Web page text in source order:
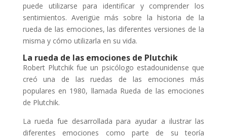
puede utilizarse para identificar y comprender los
sentimientos. Averigüe más sobre la historia de la
rueda de las emociones, las diferentes versiones de la
misma y cómo utilizarla en su vida.
La rueda de las emociones de Plutchik
Robert Plutchik fue un psicólogo estadounidense que
creó una de las ruedas de las emociones más
populares en 1980, llamada Rueda de las emociones
de Plutchik.
La rueda fue desarrollada para ayudar a ilustrar las
diferentes emociones como parte de su teoría